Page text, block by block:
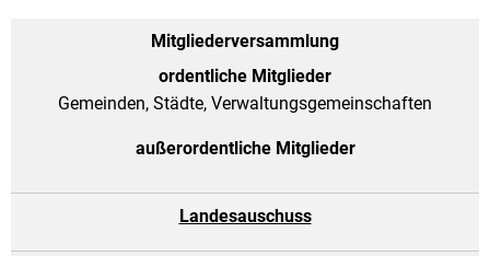
Mitgliederversammlung
ordentliche Mitglieder
Gemeinden, Städte, Verwaltungsgemeinschaften
außerordentliche Mitglieder
Landesauschuss